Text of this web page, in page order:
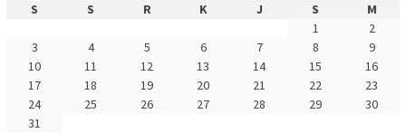
S
S R K J S
M
1
2
3
4 5 6 7 8
9
10
11 12 13 14 15
16
17
18 19 20 21 22
23
24
25 26 27 28 29
30
31